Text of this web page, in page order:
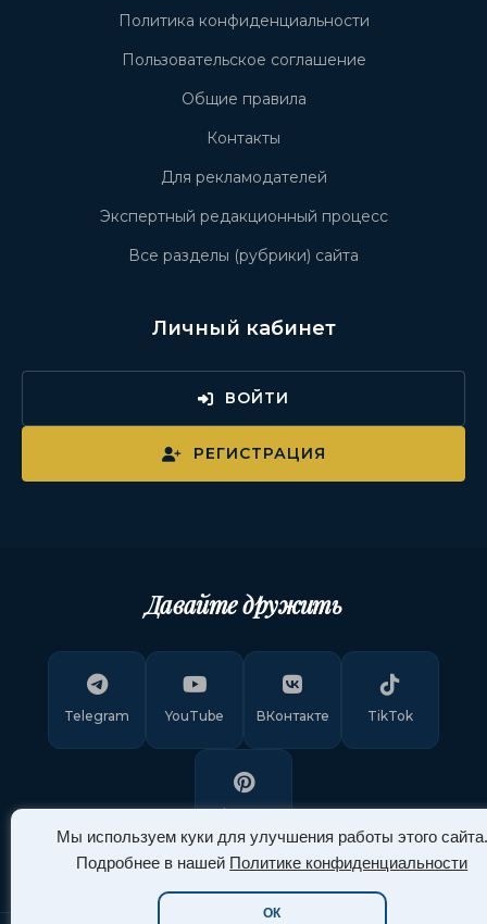
Мы используем куки для улучшения работы этого сайта.
Подробнее в нашей Политике конфиденциальности
ОК
Политика конфиденциальности
Пользовательское соглашение
Общие правила
Контакты
Для рекламодателей
Экспертный редакционный процесс
Все разделы (рубрики) сайта
Личный кабинет
ВОЙТИ
РЕГИСТРАЦИЯ
Давайте дружить
Telegram YouTube ВКонтакте TikTok
Pinterest